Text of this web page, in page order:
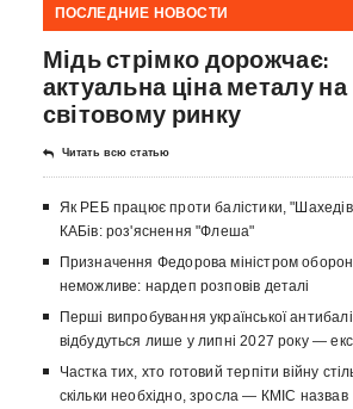
ПОСЛЕДНИЕ НОВОСТИ
Мідь стрімко дорожчає:
актуальна ціна металу на
світовому ринку
Читать всю статью
Як РЕБ працює проти балістики,
КАБів: роз'яснення "Флеша"
Призначення Федорова міністром
неможливе: нардеп розповів деталі
Перші випробування української
відбудуться лише у липні 2027 року —
Частка тих, хто готовий терпіти війну
скільки необхідно, зросла — КМІС назвав